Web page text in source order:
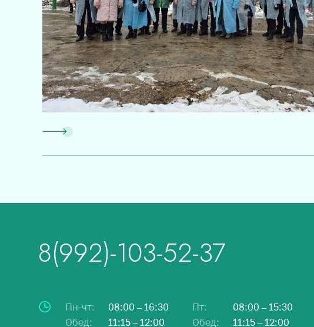
8(992)-103-52-37
Пн-чт:
Обед:
08:00 – 16:30
11:15 – 12:00
Пт:
Обед:
08:00 – 15:30
11:15 – 12:00